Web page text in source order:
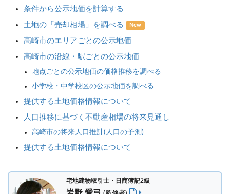
条件から公示地価を計算する
土地の「売却相場」を調べる New
高崎市のエリアごとの公示地価
高崎市の沿線・駅ごとの公示地価
地点ごとの公示地価の価格推移を調べる
小学校・中学校区の公示地価を調べる
提供する土地価格情報について
人口推移に基づく不動産相場の将来見通し
高崎市の将来人口推計(人口の予測)
提供する土地価格情報について
宅地建物取引士・日商簿記2級